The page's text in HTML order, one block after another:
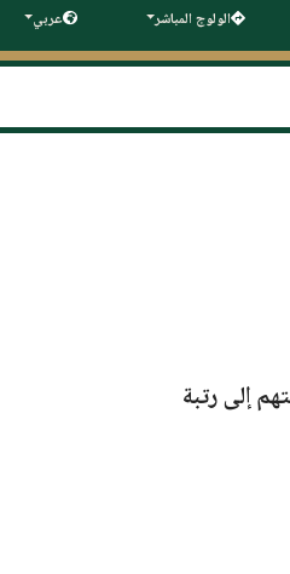
الولوج المباشر عربي
إلى رتبة